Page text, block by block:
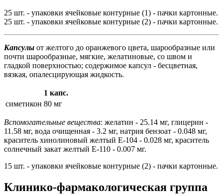
25 шт. - упаковки ячейковые контурные (1) - пачки картонные.
25 шт. - упаковки ячейковые контурные (2) - пачки картонные.
Капсулы от желтого до оранжевого цвета, шарообразные или
почти шарообразные, мягкие, желатиновые, со швом и
гладкой поверхностью; содержимое капсул - бесцветная,
вязкая, опалесцирующая жидкость.
1 капс.
симетикон 80 мг
Вспомогательные вещества: желатин - 25.14 мг, глицерин -
11.58 мг, вода очищенная - 3.2 мг, натрия бензоат - 0.048 мг,
краситель хинолиновый желтый Е-104 - 0.028 мг, краситель
солнечный закат желтый Е-110 - 0.007 мг.
15 шт. - упаковки ячейковые контурные (2) - пачки картонные.
Клинико-фармакологическая группа